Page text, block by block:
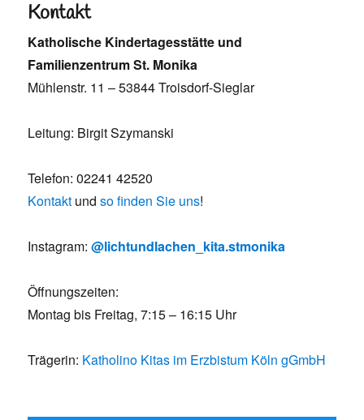
Kontakt
Katholische Kindertagesstätte und
Familienzentrum St. Monika
Mühlenstr. 11 – 53844 Troisdorf-Sieglar
Leitung: Birgit Szymanski
Telefon: 02241 42520
Kontakt undso finden Sie uns!
Instagram:@lichtundlachen_kita.stmonika
Öffnungszeiten:
Montag bis Freitag, 7:15 – 16:15 Uhr
Trägerin: Katholino Kitas im Erzbistum Köln gGmbH